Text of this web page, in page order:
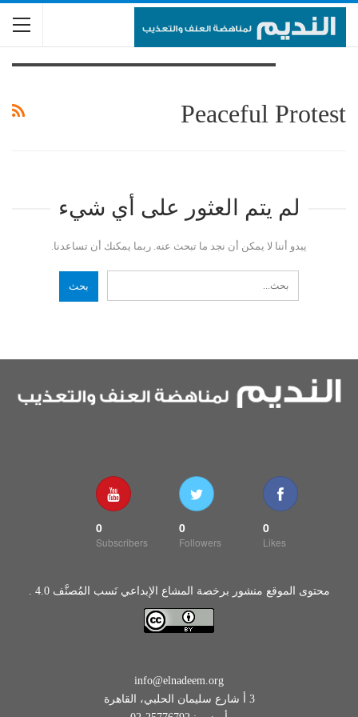
Peaceful Protest
لم يتم العثور على أي شيء
يبدو أننا لا يمكن أن نجد ما تبحث عنه. ربما يمكنك أن تساعدنا.
0
Likes
0
Followers
0
Subscribers
محتوى الموقع منشور برخصة المشاع الإبداعي نَسب المُصنَّف 4.0 .
info@elnadeem.org
3 أ شارع سليمان الحلبي، القاهرة